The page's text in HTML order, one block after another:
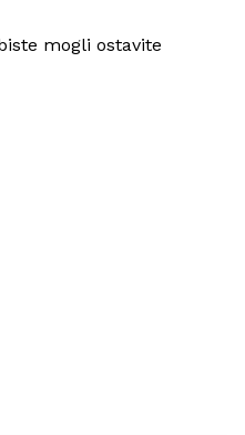
mogli ostavite